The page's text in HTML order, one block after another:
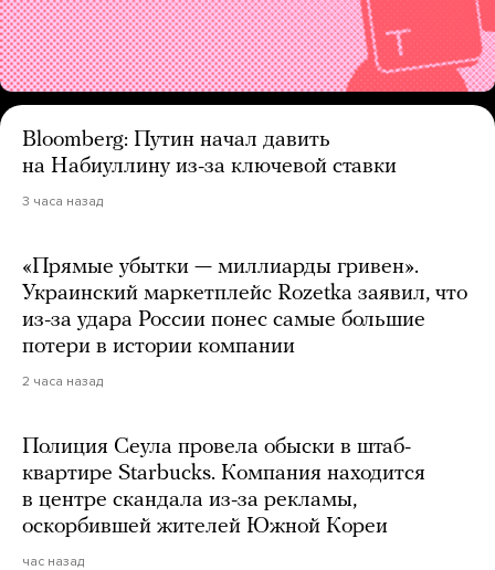
Bloomberg: Путин начал давить
на Набиуллину из-за ключевой ставки
3 часа назад
«Прямые убытки — миллиарды гривен».
Украинский маркетплейс Rozetka заявил, что
из-за удара России понес самые большие
потери в истории компании
2 часа назад
Полиция Сеула провела обыски в штаб-
квартире Starbucks. Компания находится
в центре скандала из-за рекламы,
оскорбившей жителей Южной Кореи
час назад